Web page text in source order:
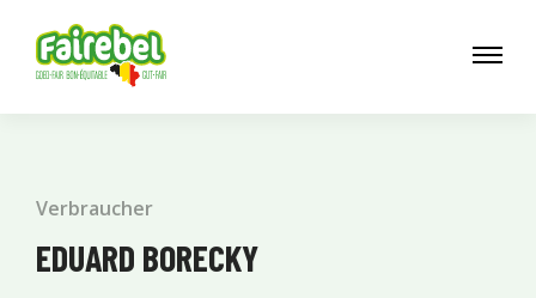
Verbraucher
EDUARD BORECKY